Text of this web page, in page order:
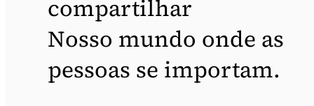
compartilhar
Nosso mundo onde as
pessoas se importam.